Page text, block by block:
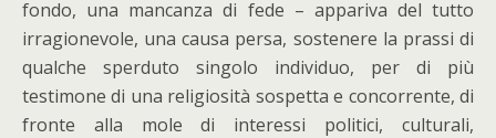
fondo, una mancanza di fede – appariva del tutto
irragionevole, una causa persa, sostenere la prassi di
qualche sperduto singolo individuo, per di più
testimone di una religiosità sospetta e concorrente, di
fronte alla mole di interessi politici, culturali,